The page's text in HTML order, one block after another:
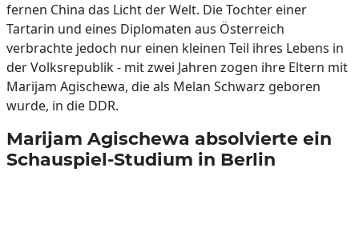
fernen China das Licht der Welt. Die Tochter einer
Tartarin und eines Diplomaten aus Österreich
verbrachte jedoch nur einen kleinen Teil ihres Lebens in
der Volksrepublik - mit zwei Jahren zogen ihre Eltern mit
Marijam Agischewa, die als Melan Schwarz geboren
wurde, in die DDR.
Marijam Agischewa absolvierte ein
Schauspiel-Studium in Berlin